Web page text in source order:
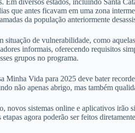
que antes ficavam em uma zona
da população anteriormente
de vulnerabilidade, como
informais, oferecendo requisitos
grupos no programa.
Vida para 2025 deve bater
não apenas abrigo, mas também
sistemas online e aplicativos irão
agora poderão ser feitos